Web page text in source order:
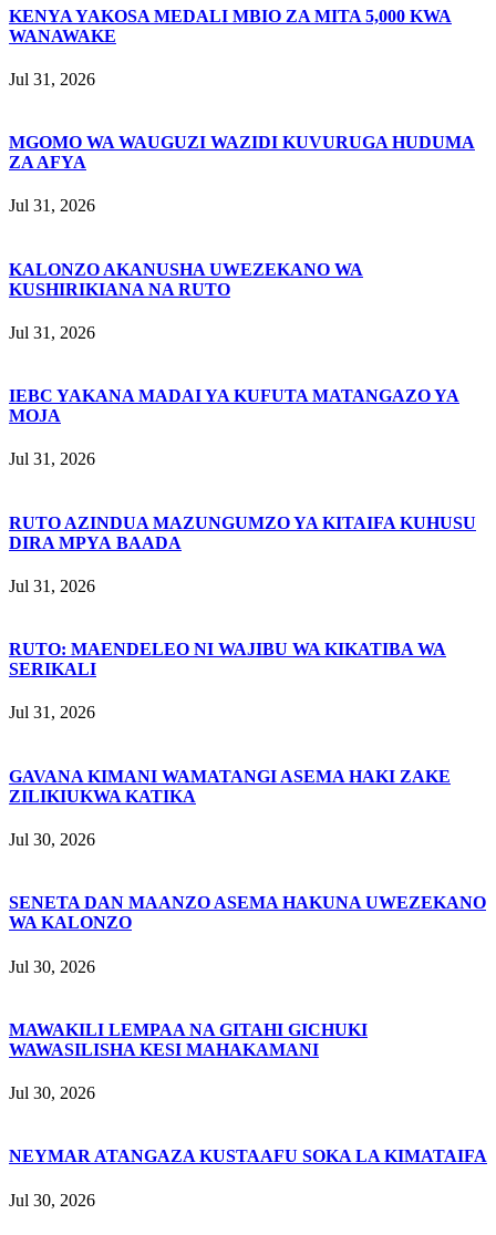
KENYA YAKOSA MEDALI MBIO ZA MITA 5,000 KWA
WANAWAKE
Jul 31, 2026
MGOMO WA WAUGUZI WAZIDI KUVURUGA HUDUMA
ZA AFYA
Jul 31, 2026
KALONZO AKANUSHA UWEZEKANO WA
KUSHIRIKIANA NA RUTO
Jul 31, 2026
IEBC YAKANA MADAI YA KUFUTA MATANGAZO YA
MOJA
Jul 31, 2026
RUTO AZINDUA MAZUNGUMZO YA KITAIFA KUHUSU
DIRA MPYA BAADA
Jul 31, 2026
RUTO: MAENDELEO NI WAJIBU WA KIKATIBA WA
SERIKALI
Jul 31, 2026
GAVANA KIMANI WAMATANGI ASEMA HAKI ZAKE
ZILIKIUKWA KATIKA
Jul 30, 2026
SENETA DAN MAANZO ASEMA HAKUNA UWEZEKANO
WA KALONZO
Jul 30, 2026
MAWAKILI LEMPAA NA GITAHI GICHUKI
WAWASILISHA KESI MAHAKAMANI
Jul 30, 2026
NEYMAR ATANGAZA KUSTAAFU SOKA LA KIMATAIFA
Jul 30, 2026